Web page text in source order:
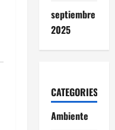
septiembre
2025
CATEGORIES
Ambiente